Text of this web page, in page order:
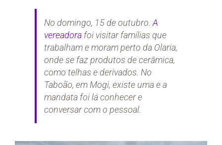
No domingo, 15 de outubro.A
vereadora foi visitar famílias que
trabalham e moram perto da Olaria,
onde se faz produtos de cerâmica,
como telhas e derivados. No
Taboão, em Mogi, existe uma e a
mandata foi lá conhecer e
conversar com o pessoal.